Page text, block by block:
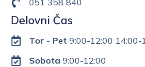
Delovni Čas
Tor - Pet 9:00-12:00 14:00-
Sobota9:00-12:00